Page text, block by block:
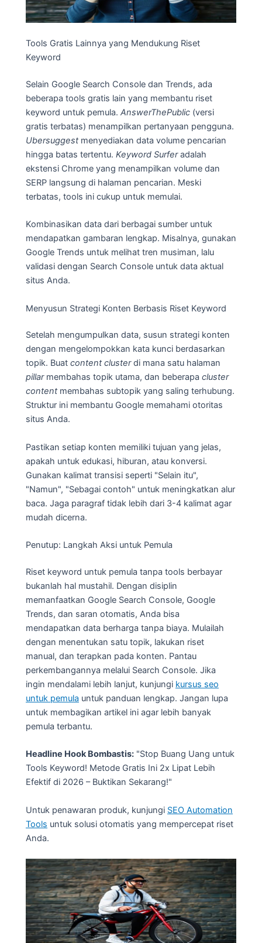
Tools Gratis Lainnya yang Mendukung Riset
Keyword
Selain Google Search Console dan Trends, ada
beberapa tools gratis lain yang membantu riset
keyword untuk pemula. AnswerThePublic (versi
gratis terbatas) menampilkan pertanyaan pengguna.
Ubersuggestmenyediakan data volume pencarian
hingga batas tertentu. Keyword Surferadalah
ekstensi Chrome yang menampilkan volume dan
SERP langsung di halaman pencarian. Meski
terbatas, tools ini cukup untuk memulai.
Kombinasikan data dari berbagai sumber untuk
mendapatkan gambaran lengkap. Misalnya, gunakan
Google Trends untuk melihat tren musiman, lalu
validasi dengan Search Console untuk data aktual
situs Anda.
Menyusun Strategi Konten Berbasis Riset Keyword
Setelah mengumpulkan data, susun strategi konten
dengan mengelompokkan kata kunci berdasarkan
topik. Buat content clusterdi mana satu halaman
pillarmembahas topik utama, dan beberapa cluster
contentmembahas subtopik yang saling terhubung.
Struktur ini membantu Google memahami otoritas
situs Anda.
Pastikan setiap konten memiliki tujuan yang jelas,
apakah untuk edukasi, hiburan, atau konversi.
Gunakan kalimat transisi seperti "Selain itu",
"Namun", "Sebagai contoh" untuk meningkatkan alur
baca. Jaga paragraf tidak lebih dari 3-4 kalimat agar
mudah dicerna.
Penutup: Langkah Aksi untuk Pemula
Riset keyword untuk pemula tanpa tools berbayar
bukanlah hal mustahil. Dengan disiplin
memanfaatkan Google Search Console, Google
Trends, dan saran otomatis, Anda bisa
mendapatkan data berharga tanpa biaya. Mulailah
dengan menentukan satu topik, lakukan riset
manual, dan terapkan pada konten. Pantau
perkembangannya melalui Search Console. Jika
ingin mendalami lebih lanjut, kunjungi kursus seo
untuk pemula untuk panduan lengkap. Jangan lupa
untuk membagikan artikel ini agar lebih banyak
pemula terbantu.
Headline Hook Bombastis: "Stop Buang Uang untuk
Tools Keyword! Metode Gratis Ini 2x Lipat Lebih
Efektif di 2026 – Buktikan Sekarang!"
Untuk penawaran produk, kunjungi SEO Automation
Tools untuk solusi otomatis yang mempercepat riset
Anda.